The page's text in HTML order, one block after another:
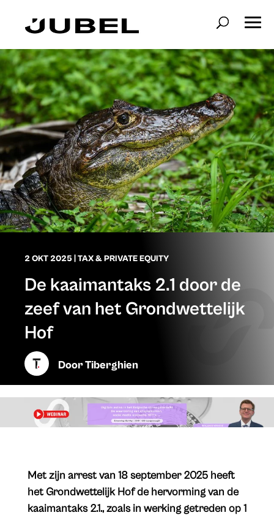
2 OKT 2025 TAX & PRIVATE EQUITY
De kaaimantaks 2.1 door de
zeef van het Grondwettelijk
Hof
DoorTiberghien
​Met zijn arrest van 18 september 2025 heeft
het Grondwettelijk Hof de hervorming van de
kaaimantaks 2.1., zoals in werking getreden op 1